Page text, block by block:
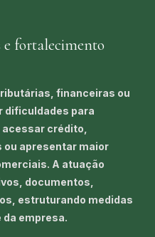
e fortalecimento
financeiras ou
dificuldades para
crédito,
ou apresentar maior
A atuação
documentos,
estruturando medidas
empresa.